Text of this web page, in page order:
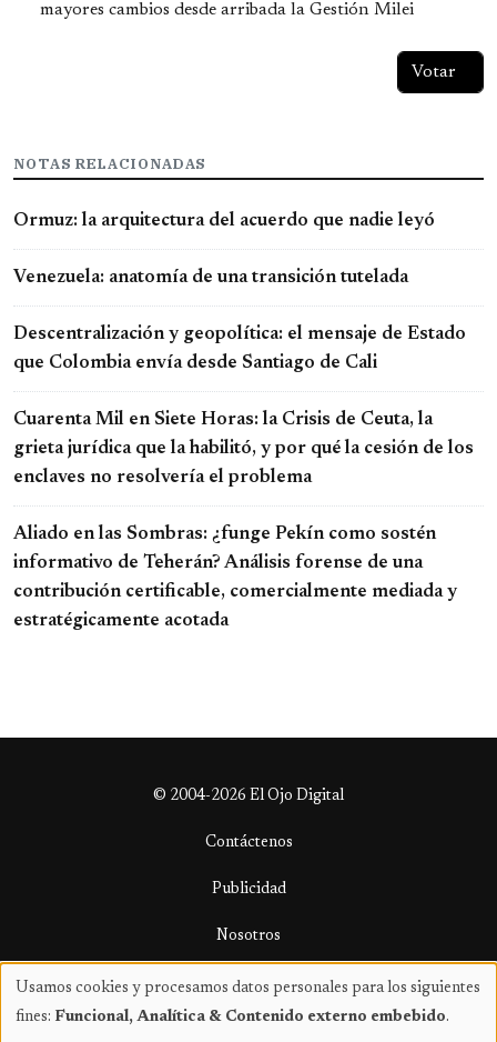
mayores cambios desde arribada la Gestión Milei
NOTAS RELACIONADAS
Ormuz: la arquitectura del acuerdo que nadie leyó
Venezuela: anatomía de una transición tutelada
Descentralización y geopolítica: el mensaje de Estado
que Colombia envía desde Santiago de Cali
Cuarenta Mil en Siete Horas: la Crisis de Ceuta, la
grieta jurídica que la habilitó, y por qué la cesión de los
enclaves no resolvería el problema
Aliado en las Sombras: ¿funge Pekín como sostén
informativo de Teherán? Análisis forense de una
contribución certificable, comercialmente mediada y
estratégicamente acotada
© 2004-2026 El Ojo Digital
Contáctenos
Publicidad
Nosotros
Términos y condiciones
Uso
Usamos cookies y procesamos datos personales para los siguientes
fines: Funcional, Analítica & Contenido externo embebido.